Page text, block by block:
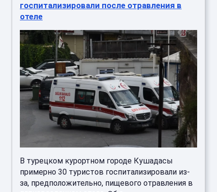
госпитализировали после отравления в
отеле
В турецком курортном городе Кушадасы
примерно 30 туристов госпитализировали из-
за, предположительно, пищевого отравления в